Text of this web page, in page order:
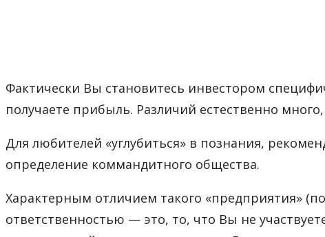
Фактически Вы становитесь инвестором
получаете прибыль. Различий естественно
Для любителей «углубиться» в познания,
определение коммандитного общества.
Характерным отличием такого «предприятия»
ответственностью — это, то, что Вы не